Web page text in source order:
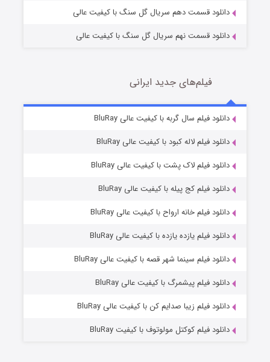
قسمت2 (زیرنویس) منتشر شد
دانلود قسمت دهم سریال گل سنگ با کیفیت عالی
دانلود قسمت نهم سریال گل سنگ با کیفیت عالی
فیلم‌های جدید ایرانی
دانلود فیلم سال گربه با کیفیت عالی BluRay
دانلود فیلم لاله کبود با کیفیت عالی BluRay
دانلود فیلم لاک پشت با کیفیت عالی BluRay
دانلود فیلم کج‌ پیله با کیفیت عالی BluRay
دانلود فیلم خانه ارواح با کیفیت عالی BluRay
دانلود فیلم یازده یازده با کیفیت عالی BluRay
دانلود فیلم سینما شهر قصه با کیفیت عالی BluRay
دانلود فیلم پیشمرگ با کیفیت عالی BluRay
دانلود فیلم زیبا صدایم کن با کیفیت عالی BluRay
دانلود فیلم کوکتل مولوتوف با کیفیت BluRay